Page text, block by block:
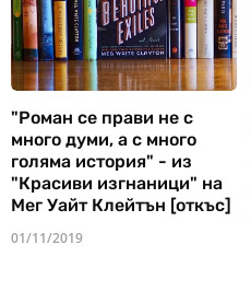
"Роман се прави не с
много думи, а с много
голяма история" - из
"Красиви изгнаници" на
Мег Уайт Клейтън [откъс]
01/11/2019